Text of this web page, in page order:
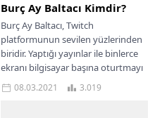
Burç Ay Baltacı Kimdir?
Burç Ay Baltacı, Twitch
platformunun sevilen yüzlerinden
biridir. Yaptığı yayınlar ile binlerce
ekranı bilgisayar başına oturtmayı
başaran BurçAy Baltacı, Twitch...
08.03.2021 3.019